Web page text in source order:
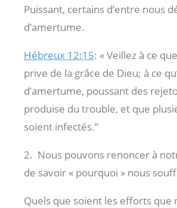
Puissant, certains d’entre nous
d’amertume.
Hébreux 12:15: « Veillez à ce
prive de la grâce de Dieu; à ce
d’amertume, poussant des
produise du trouble, et que
soient infectés.”
2. Nous pouvons renoncer à
de savoir « pourquoi » nous
Quels que soient les efforts que